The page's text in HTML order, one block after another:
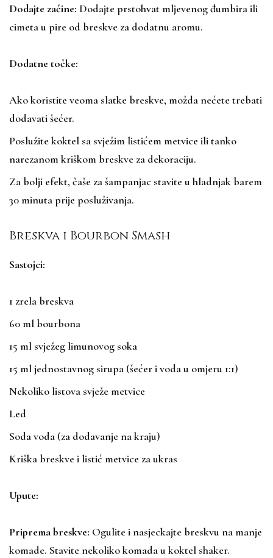
Dodajte začine: Dodajte prstohvat mljevenog đumbira ili
cimeta u pire od breskve za dodatnu aromu.
Dodatne točke:
Ako koristite veoma slatke breskve, možda nećete trebati
dodavati šećer.
Poslužite koktel sa svježim listićem metvice ili tanko
narezanom kriškom breskve za dekoraciju.
Za bolji efekt, čaše za šampanjac stavite u hladnjak barem
30 minuta prije posluživanja.
Breskva i Bourbon Smash
Sastojci:
1 zrela breskva
60 ml bourbona
15 ml svježeg limunovog soka
15 ml jednostavnog sirupa (šećer i voda u omjeru 1:1)
Nekoliko listova svježe metvice
Led
Soda voda (za dodavanje na kraju)
Kriška breskve i listić metvice za ukras
Upute:
Priprema breskve: Ogulite i nasjeckajte breskvu na manje
komade. Stavite nekoliko komada u koktel shaker.